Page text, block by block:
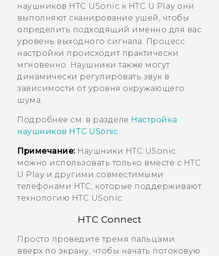
наушников HTC USonic к HTC U Playони
выполняют сканирование ушей, чтобы
определить подходящий именно для вас
уровень выходного сигнала. Процесс
настройки происходит практически
мгновенно. Наушники также могут
динамически регулировать звук в
зависимости от уровня окружающего
шума.
Подробнее см. в разделе Настройка
наушников HTC USonic .
Примечание:Наушники HTC USonic
можно использовать только вместе с HTC
U Playи другими совместимыми
телефонами HTC, которые поддерживают
технологию HTC USonic.
HTC Connect
Просто проведите тремя пальцами
вверх по экрану, чтобы начать потоковую